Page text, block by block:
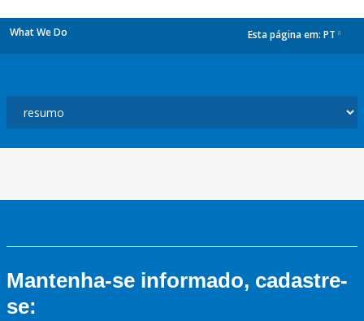
What We Do Esta página em: PT
Mantenha-se informado, cadastre-
se: